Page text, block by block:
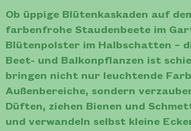
Ob üppige Blütenkaskaden auf
farbenfrohe Staudenbeete im
Blütenpolster im Halbschatten –
Beet- und Balkonpflanzen ist
bringen nicht nur leuchtende
Außenbereiche, sondern
Düften, ziehen Bienen und
und verwandeln selbst kleine